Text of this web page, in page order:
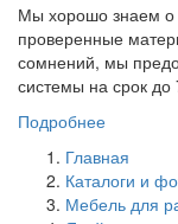
Мы хорошо знаем о
проверенные
сомнений, мы
системы на срок до
Подробнее
Главная
Каталоги и
Мебель для